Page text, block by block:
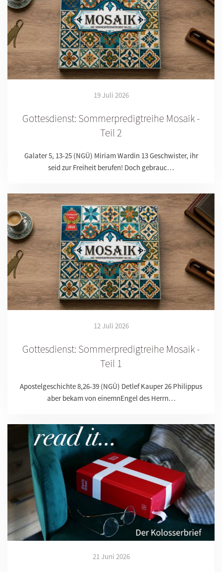
19 Juli 2026
Gottesdienst: Sommerpredigtreihe Mosaik -
Teil 2
Galater 5, 13-25 (NGÜ) Miriam Wardin 13 Geschwister, ihr
seid zur Freiheit berufen! Doch gebrauc…
12 Juli 2026
Gottesdienst: Sommerpredigtreihe Mosaik -
Teil 1
Apostelgeschichte 8,26-39 (NGÜ) Detlef Kauper 26 Philippus
aber bekam von einemnEngel des Herrn…
21 Juni 2026